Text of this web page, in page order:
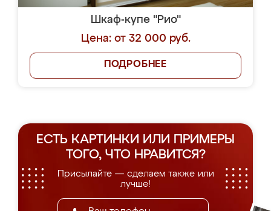
Шкаф-купе "Рио"
Цена: от 32 000 руб.
ПОДРОБНЕЕ
ЕСТЬ КАРТИНКИ ИЛИ ПРИМЕРЫ
ТОГО, ЧТО НРАВИТСЯ?
Присылайте — сделаем также или
лучше!